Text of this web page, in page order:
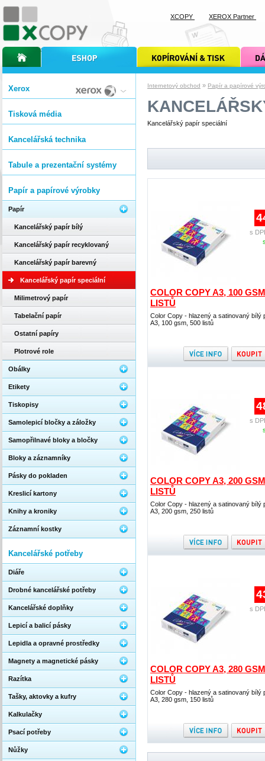
Internetový obchod » Papír a papírové
Kancelářský papír speciální
COLOR COPY A3, 100
LISTŮ
Color Copy - hlazený a satinovaný bílý
A3, 100 gsm, 500 listů
s
COLOR COPY A3, 200
LISTŮ
Color Copy - hlazený a satinovaný bílý
A3, 200 gsm, 250 listů
s
COLOR COPY A3, 280
LISTŮ
Color Copy - hlazený a satinovaný bílý
A3, 280 gsm, 150 listů
s
Xerox
Tisková média
Kancelářská technika
Tabule a prezentační systémy
Papír a papírové výrobky
Papír
Kancelářský papír bílý
Kancelářský papír recyklovaný
Kancelářský papír barevný
Kancelářský papír speciální
Milimetrový papír
Tabelační papír
Ostatní papíry
Plotrové role
Obálky
Etikety
Tiskopisy
Samolepicí bločky a záložky
Samopřilnavé bloky a bločky
Bloky a záznamníky
Pásky do pokladen
Kreslicí kartony
Knihy a kroniky
Záznamní kostky
Kancelářské potřeby
Diáře
Drobné kancelářské potřeby
Kancelářské doplňky
Lepicí a balicí pásky
Lepidla a opravné prostředky
Magnety a magnetické pásky
Razítka
Tašky, aktovky a kufry
Kalkulačky
Psací potřeby
Nůžky
úvodní stránka xcopyinternetový obchod xcopy kopírování a tisk xcopy dárkové
XCOPY XEROX Partner